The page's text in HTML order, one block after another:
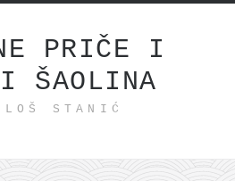
PRIČE I
ŠAOLINA
STANIĆ